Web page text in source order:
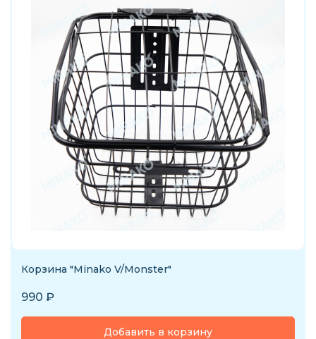
Корзина "Minako V/Monster"
990 ₽
Добавить в корзину